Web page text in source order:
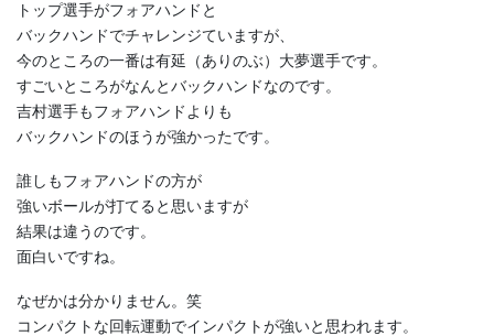
トップ選手がフォアハンドと
バックハンドでチャレンジていますが、
今のところの一番は有延（ありのぶ）大夢選手です。
すごいところがなんとバックハンドなのです。
吉村選手もフォアハンドよりも
バックハンドのほうが強かったです。
誰しもフォアハンドの方が
強いボールが打てると思いますが
結果は違うのです。
面白いですね。
なぜかは分かりません。笑
コンパクトな回転運動でインパクトが強いと思われます。